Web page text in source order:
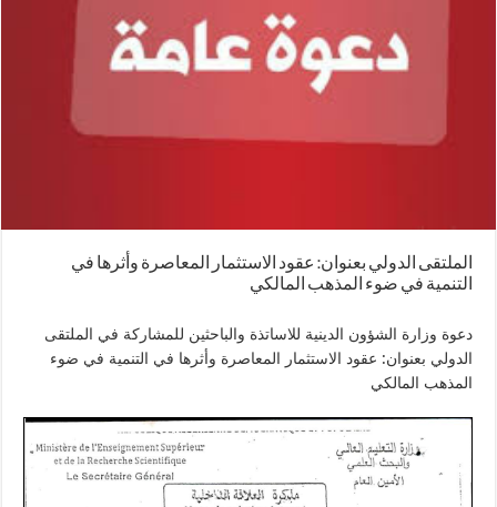
الملتقى الدولي بعنوان: عقود الاستثمار المعاصرة وأثرها في
التنمية في ضوء المذهب المالكي
دعوة وزارة الشؤون الدينية للاساتذة والباحثين للمشاركة في الملتقى
الدولي بعنوان: عقود الاستثمار المعاصرة وأثرها في التنمية في ضوء
المذهب المالكي